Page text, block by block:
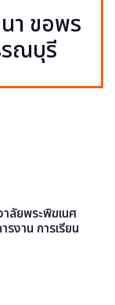
า ขอพร
ณบุรี
าลัยพระพิฆเนศ
งาน การเรียน